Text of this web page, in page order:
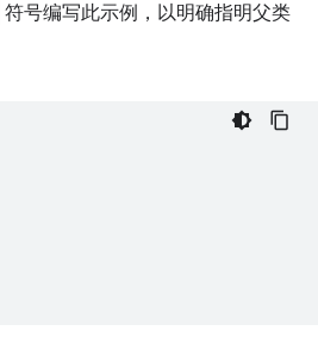
符号编写此示例，以明确指明父类